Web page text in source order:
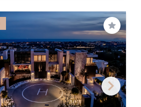
Guardar